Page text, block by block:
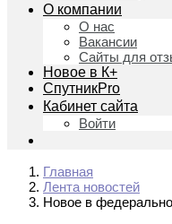
О компании
О нас
Вакансии
Сайты для
Новое в К+
СпутникPro
Кабинет сайта
Войти
Главная
Лента новостей
Новое в